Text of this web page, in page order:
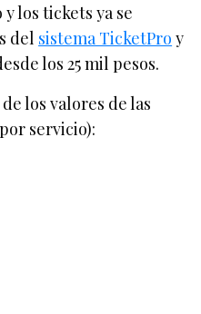
los tickets ya se
del sistema TicketPro y
los 25 mil pesos.
los valores de las
servicio):